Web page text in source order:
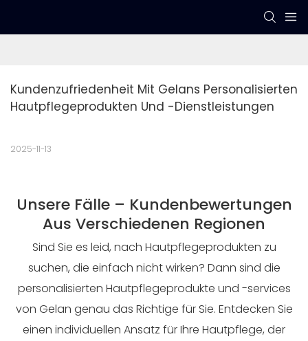
Kundenzufriedenheit Mit Gelans Personalisierten
Hautpflegeprodukten Und -dienstleistungen
2025-11-13
Unsere Fälle – Kundenbewertungen
Aus Verschiedenen Regionen
Sind Sie es leid, nach Hautpflegeprodukten zu
suchen, die einfach nicht wirken? Dann sind die
personalisierten Hautpflegeprodukte und -services
von Gelan genau das Richtige für Sie. Entdecken Sie
einen individuellen Ansatz für Ihre Hautpflege, der